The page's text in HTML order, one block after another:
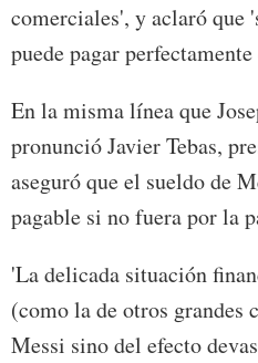
comerciales', y aclaró que
puede pagar
En la misma línea que
pronunció Javier Tebas,
aseguró que el sueldo de
pagable si no fuera por la
'La delicada situación
(como la de otros grandes
Messi sino del efecto